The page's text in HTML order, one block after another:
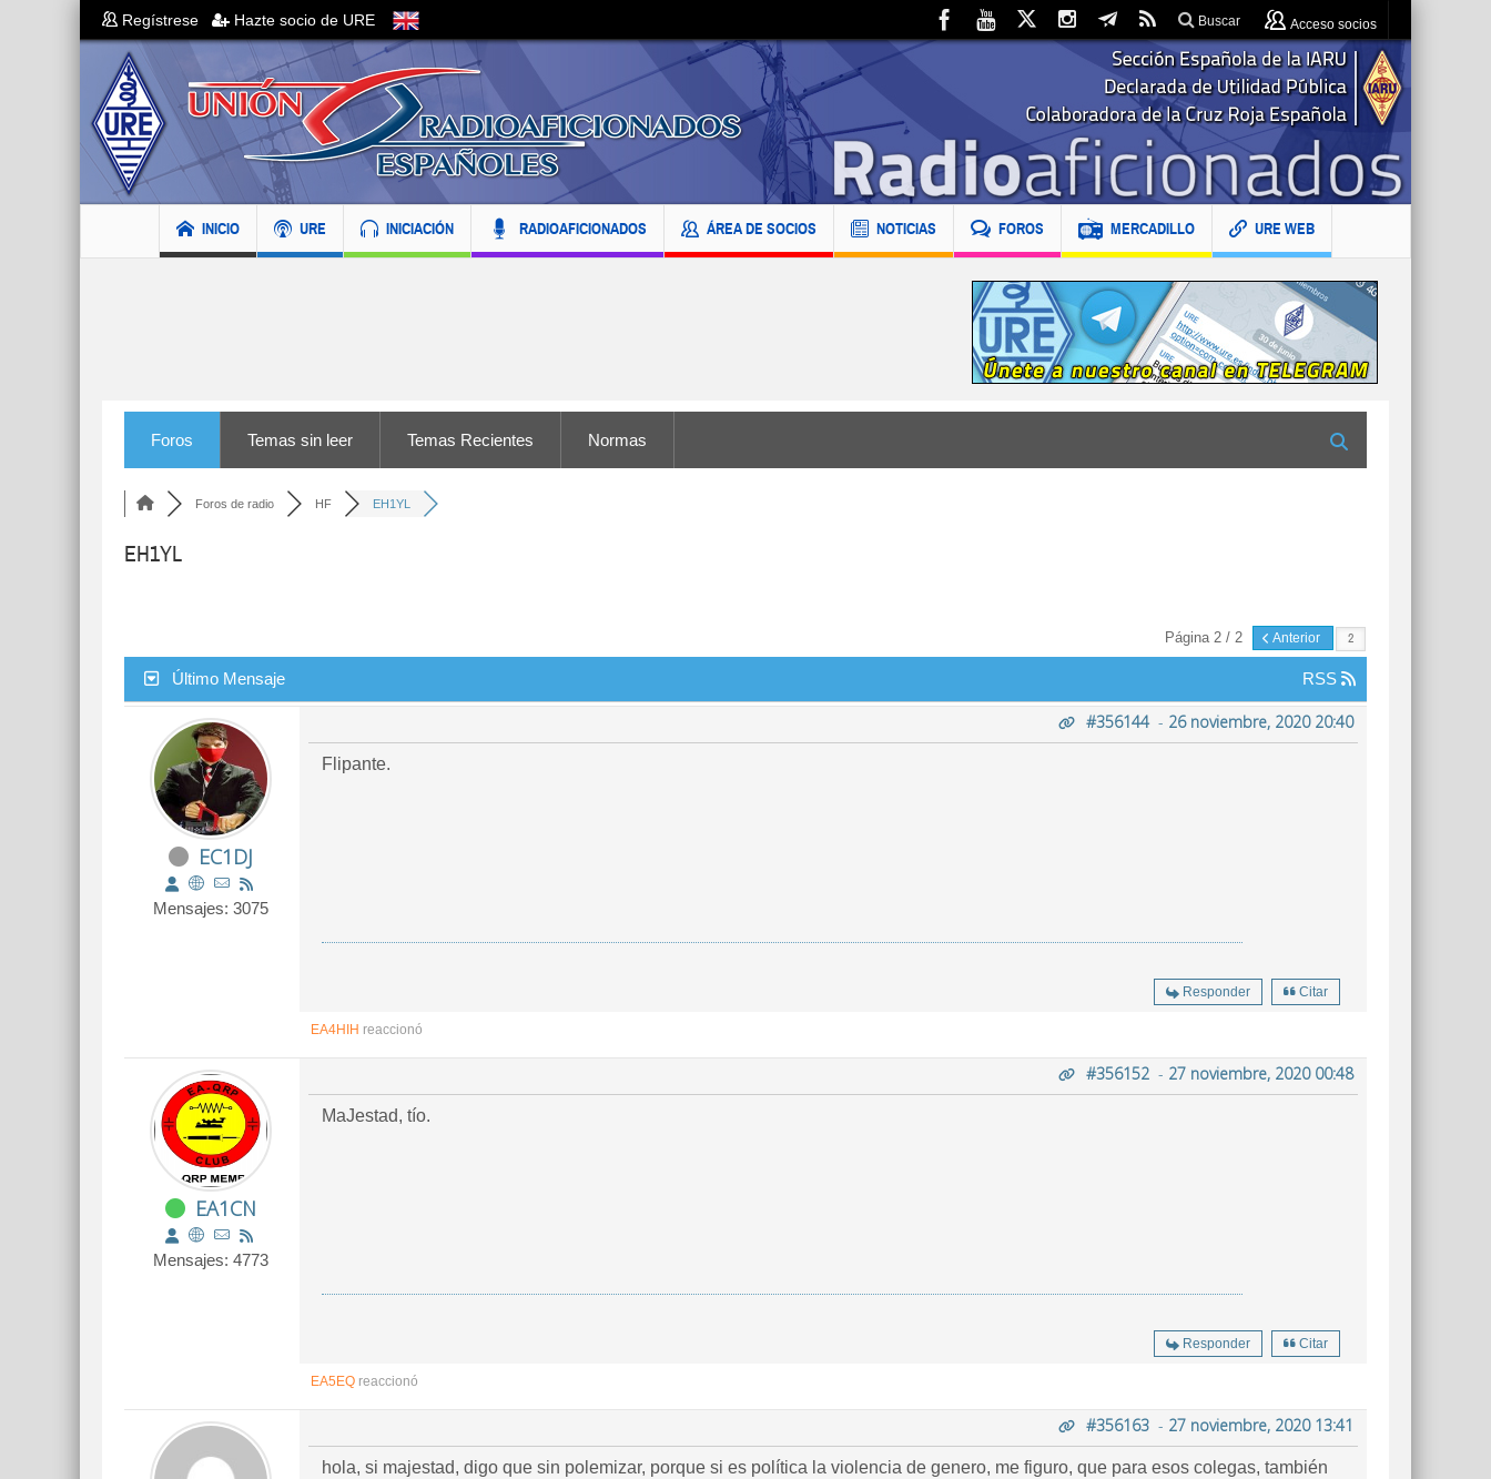
Regístrese Hazte socio de URE Buscar Acceso socios
INICIO URE INICIACIÓN RADIOAFICIONADOS ÁREA DE SOCIOS NOTICIAS FOROS MERCADILLO URE WEB
Foros Temas sin leer Temas Recientes Normas
Foros de radio HF EH1YL
EH1YL
Página 2 / 2 Anterior
Último Mensaje RSS
EC1DJ
Mensajes: 3075
#356144- 26 noviembre, 2020 20:40
Flipante.
Responder Citar
EA4HIH reaccionó
EA1CN
Mensajes: 4773
#356152 - 27 noviembre, 2020 00:48
MaJestad, tío.
Responder Citar
EA5EQ reaccionó
#356163 - 27 noviembre, 2020 13:41
hola, si majestad, digo que sin polemizar, porque si es política la violencia de genero, me figuro, que para esos colegas, también